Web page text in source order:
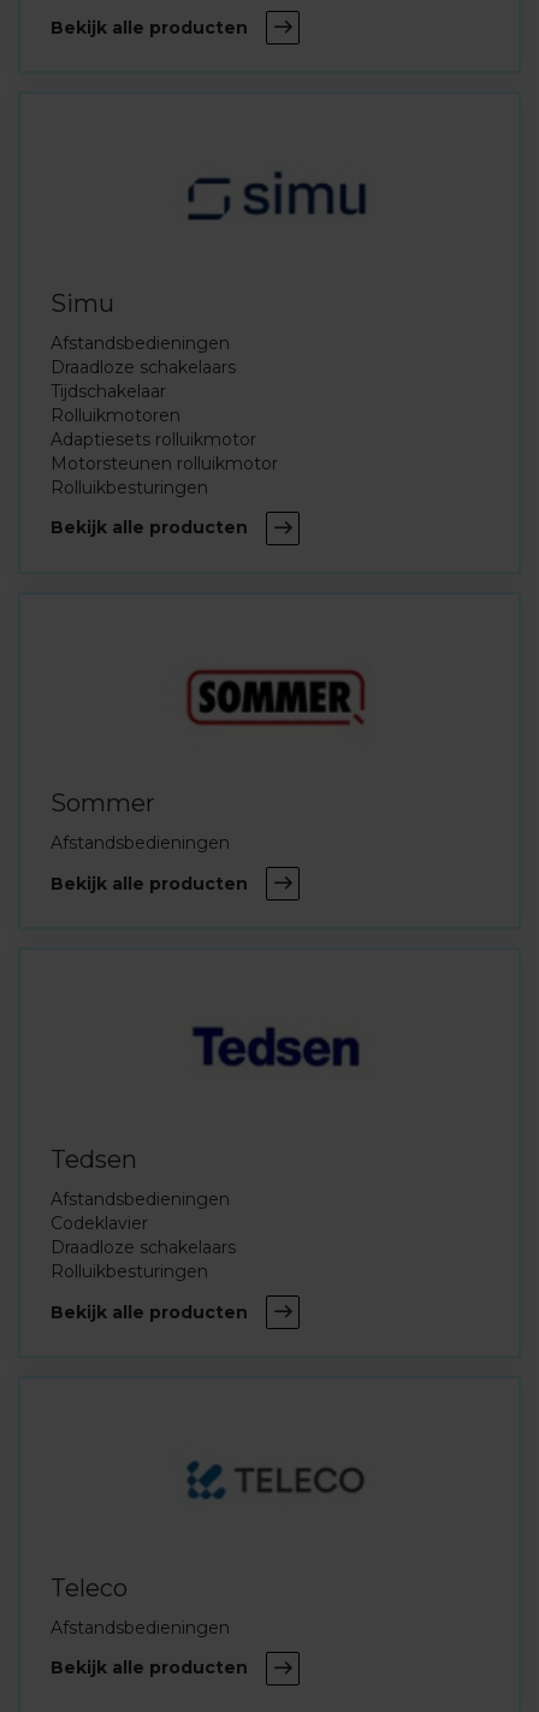
Bekijk alle producten
Simu
Afstandsbedieningen
Draadloze schakelaars
Tijdschakelaar
Rolluikmotoren
Adaptiesets rolluikmotor
Motorsteunen rolluikmotor
Rolluikbesturingen
Bekijk alle producten
Sommer
Afstandsbedieningen
Bekijk alle producten
Tedsen
Afstandsbedieningen
Codeklavier
Draadloze schakelaars
Rolluikbesturingen
Bekijk alle producten
Teleco
Afstandsbedieningen
Bekijk alle producten